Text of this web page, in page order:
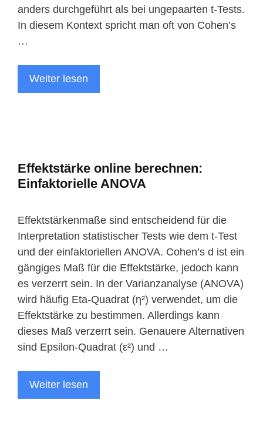
anders durchgeführt als bei ungepaarten t-Tests.
In diesem Kontext spricht man oft von Cohen’s
…
Weiter lesen
Effektstärke online berechnen:
Einfaktorielle ANOVA
Effektstärkenmaße sind entscheidend für die
Interpretation statistischer Tests wie dem t-Test
und der einfaktoriellen ANOVA. Cohen’s d ist ein
gängiges Maß für die Effektstärke, jedoch kann
es verzerrt sein. In der Varianzanalyse (ANOVA)
wird häufig Eta-Quadrat (η²) verwendet, um die
Effektstärke zu bestimmen. Allerdings kann
dieses Maß verzerrt sein. Genauere Alternativen
sind Epsilon-Quadrat (ε²) und …
Weiter lesen